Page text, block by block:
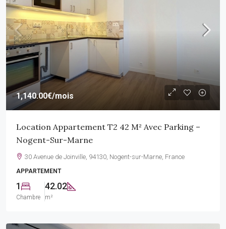
1,140.00€/mois
Location Appartement T2 42 M² Avec Parking –
Nogent-Sur-Marne
30 Avenue de Joinville, 94130, Nogent-sur-Marne, France
APPARTEMENT
1
Chambre
42.02
m²